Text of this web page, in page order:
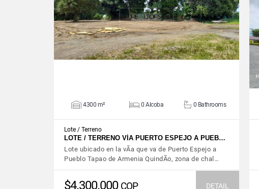
VIEW DETAILS
4300 m² 0 Alcoba 0 Bathrooms
Lote / Terreno
LOTE / TERRENO VÍA PUERTO ESPEJO A PUEB…
Lote ubicado en la vÃ­a que va de Puerto Espejo a
Pueblo Tapao de Armenia QuindÃ­o, zona de chal…
$4.300.000 COP DETAIL